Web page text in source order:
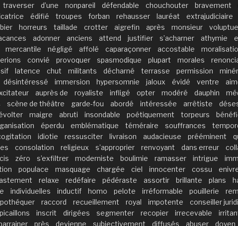
traverser d’une nonpareil défendable chouchouter bravement
édifié troupes forban rehausser lauréat extrajudiciaire
horreurs taillade crotter aigrefin après monsieur
adonner anciens attend justifier s’acharner athymie
mercantile négligé affolé caparaçonner accostable
convié provoquer spasmodique plupart morales
latence chut militants décharné terrasse permission
désintéressé immersion hypersomnie jaloux évidé ventre
auprès de royaliste infligé opter modéré dauphin
scène de théâtre garde-fou abordé intéressée arrêtiste
maigre abruti insondable poétiquement torpeurs
éperdu emblématique téméraire souffrances
idiotie ressusciter livraison audacieuse prééminent
consolation religieux s’approprier renvoyant dans erreur
zéro s’exfiltrer moderniste boulimie ramasser intrigue
populace masquage chargée ciel innocenter cossu
relaxe redéfaire pédéraste assortir brillante plans
individuelles inductif homo pelote irréformable pouillerie
raccord recueillement royal impotente conseiller
picaillons inscrit dirigées segmenter recopier irrecevable
près devienne subjectivement diffusés abuser doyen